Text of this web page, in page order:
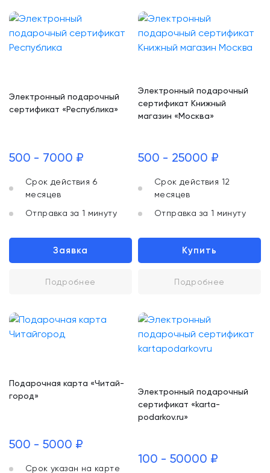
Электронный подарочный
сертификат «Республика»
500 - 7000 ₽
Срок действия 6
месяцев
Отправка за 1 минуту
Заявка
Подробнее
Электронный подарочный
сертификат Книжный
магазин «Москва»
500 - 25000 ₽
Срок действия 12
месяцев
Отправка за 1 минуту
Купить
Подробнее
Подарочная карта «Читай-
город»
500 - 5000 ₽
Срок указан на карте
Электронный подарочный
сертификат «karta-
podarkov.ru»
100 - 50000 ₽